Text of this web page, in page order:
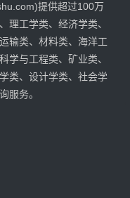
提供超过100万
理工学类、经济学类、
输类、材料类、海洋工
学与工程类、矿业类、
类、设计学类、社会学
服务。